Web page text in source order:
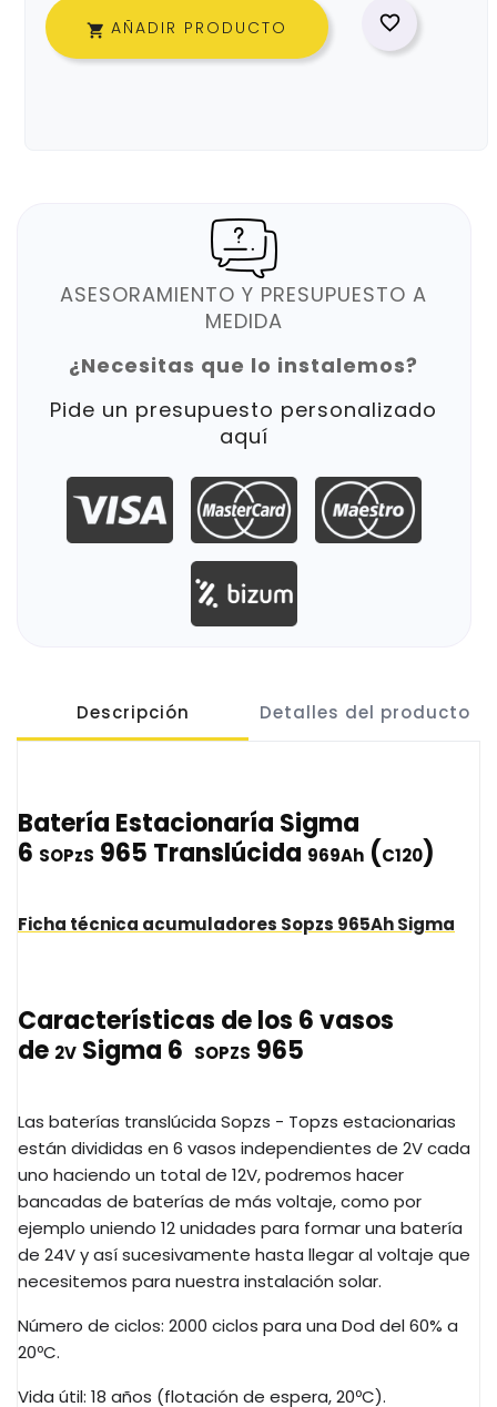
 AÑADIR PRODUCTO 
ASESORAMIENTO Y PRESUPUESTO A
MEDIDA
¿Necesitas que lo instalemos?
Pide un presupuesto personalizado
aquí
Descripción Detalles del producto
Batería Estacionaría Sigma
6 SOPzS 965 Translúcida 969Ah (C120)
Ficha técnica acumuladores Sopzs 965AhSigma
Características de los 6 vasos
de 2V Sigma 6 SOPZS 965
Las baterías translúcida Sopzs - Topzs estacionarias
están divididas en 6 vasos independientes de 2Vcada
uno haciendo un total de 12V, podremos hacer
bancadas de baterías de más voltaje, como por
ejemplo uniendo 12 unidades para formar una batería
de 24Vy así sucesivamente hasta llegar al voltaje que
necesitemos para nuestra instalación solar.
Número de ciclos: 2000 ciclos para una Dod del 60% a
20ºC.
Vida útil: 18 años (flotación de espera, 20ºC).